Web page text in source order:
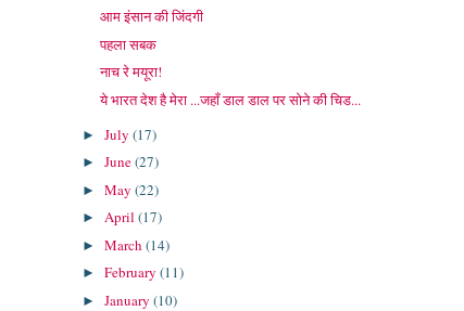
आम इंसान की जिंदगी
पहला सबक
नाच रे मयूरा!
ये भारत देश है मेरा ...जहाँ डाल डाल पर सोने की चिड...
►July(17)
►June(27)
►May(22)
►April(17)
►March(14)
►February(11)
►January(10)